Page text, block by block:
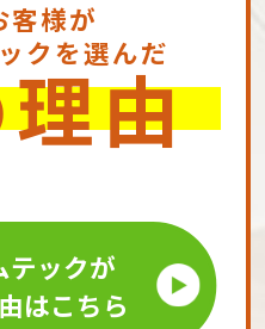
客様が
クを選んだ
由
テックが
はこちら